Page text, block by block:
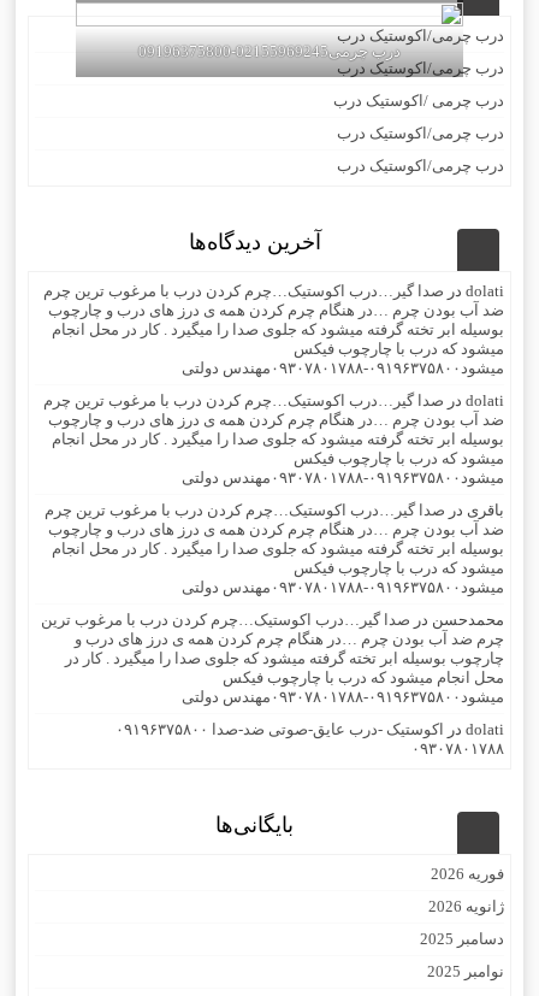
درب چرمی02155969245-09196375800
درب چرمی/اکوستیک درب
درب چرمی/اکوستیک درب
درب چرمی /اکوستیک درب
درب چرمی/اکوستیک درب
درب چرمی/اکوستیک درب
آخرین دیدگاه‌ها
dolati در صدا گیر…درب اکوستیک…چرم کردن درب با مرغوب ترین چرم
ضد آب بودن چرم …در هنگام چرم کردن همه ی درز های درب و چارچوب
بوسیله ابر تخته گرفته میشود که جلوی صدا را میگیرد . کار در محل انجام
میشود که درب با چارچوب فیکس
میشود۰۹۱۹۶۳۷۵۸۰۰-۰۹۳۰۷۸۰۱۷۸۸مهندس دولتی
dolati در صدا گیر…درب اکوستیک…چرم کردن درب با مرغوب ترین چرم
ضد آب بودن چرم …در هنگام چرم کردن همه ی درز های درب و چارچوب
بوسیله ابر تخته گرفته میشود که جلوی صدا را میگیرد . کار در محل انجام
میشود که درب با چارچوب فیکس
میشود۰۹۱۹۶۳۷۵۸۰۰-۰۹۳۰۷۸۰۱۷۸۸مهندس دولتی
باقری در صدا گیر…درب اکوستیک…چرم کردن درب با مرغوب ترین چرم
ضد آب بودن چرم …در هنگام چرم کردن همه ی درز های درب و چارچوب
بوسیله ابر تخته گرفته میشود که جلوی صدا را میگیرد . کار در محل انجام
میشود که درب با چارچوب فیکس
میشود۰۹۱۹۶۳۷۵۸۰۰-۰۹۳۰۷۸۰۱۷۸۸مهندس دولتی
محمدحسن در صدا گیر…درب اکوستیک…چرم کردن درب با مرغوب ترین
چرم ضد آب بودن چرم …در هنگام چرم کردن همه ی درز های درب و
چارچوب بوسیله ابر تخته گرفته میشود که جلوی صدا را میگیرد . کار در
محل انجام میشود که درب با چارچوب فیکس
میشود۰۹۱۹۶۳۷۵۸۰۰-۰۹۳۰۷۸۰۱۷۸۸مهندس دولتی
dolati در
اکوستیک -درب عایق-صوتی ضد-صدا ۰۹۱۹۶۳۷۵۸۰۰
۰۹۳۰۷۸۰۱۷۸۸
بایگانی‌ها
فوریه 2026
ژانویه 2026
دسامبر 2025
نوامبر 2025